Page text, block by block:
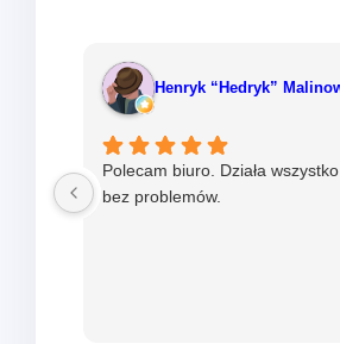
Henryk “Hedryk”
Polecam biuro. Działa
bez problemów.